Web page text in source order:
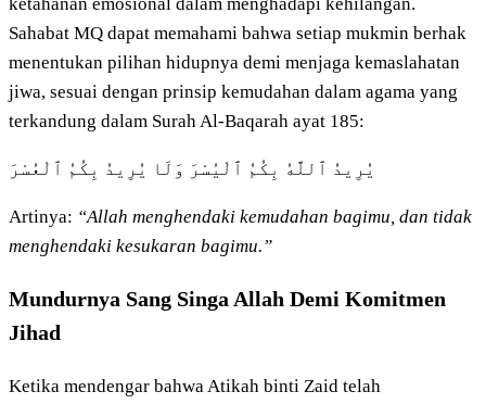
Sahabat MQ dapat memahami bahwa setiap mukmin berhak
menentukan pilihan hidupnya demi menjaga kemaslahatan
jiwa, sesuai dengan prinsip kemudahan dalam agama yang
terkandung dalam Surah Al-Baqarah ayat 185:
يُرِيدُ ٱللَّهُ بِكُمُ ٱلْيُسْرَ وَلَا يُرِيدُ بِكُمُ ٱلْعُسْرَ
Artinya: “Allah menghendaki kemudahan bagimu, dan tidak
menghendaki kesukaran bagimu.”
Mundurnya Sang Singa Allah Demi Komitmen
Jihad
Ketika mendengar bahwa Atikah binti Zaid telah